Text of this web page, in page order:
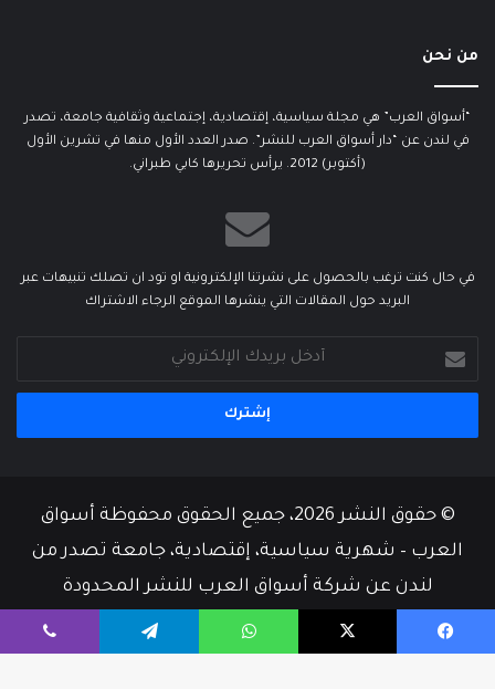
من نحن
“أسواق العرب” هي مجلة سياسية، إقتصادية، إجتماعية وثقافية جامعة، تصدر
في لندن عن “دار أسواق العرب للنشر”. صدر العدد الأول منها في تشرين الأول
(أكتوبر) 2012. يرأس تحريرها كابي طبراني.
في حال كنت ترغب بالحصول على نشرتنا الإلكترونية او تود ان تصلك تنبيهات عبر
البريد حول المقالات التي ينشرها الموقع الرجاء الاشتراك
بريدك
الإلكتروني
© حقوق النشر 2026، جميع الحقوق محفوظة أسواق
العرب – شهرية سياسية، إقتصادية، جامعة تصدر من
لندن عن شركة أسواق العرب للنشر المحدودة
من نحن أسرة التحرير إتصل بنا
فيسبوك ‫X واتساب تيلقرام ڤايبر